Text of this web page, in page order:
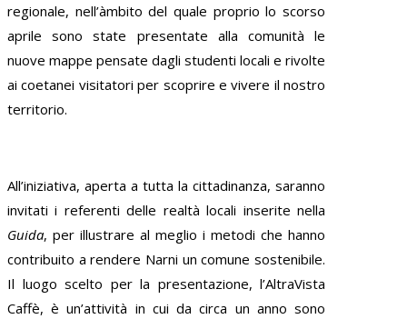
regionale, nell’àmbito del quale proprio lo scorso
aprile sono state presentate alla comunità le
nuove mappe pensate dagli studenti locali e rivolte
ai coetanei visitatori per scoprire e vivere il nostro
territorio.
All’iniziativa, aperta a tutta la cittadinanza, saranno
invitati i referenti delle realtà locali inserite nella
Guida, per illustrare al meglio i metodi che hanno
contribuito a rendere Narni un comune sostenibile.
Il luogo scelto per la presentazione, l’AltraVista
Caffè, è un’attività in cui da circa un anno sono